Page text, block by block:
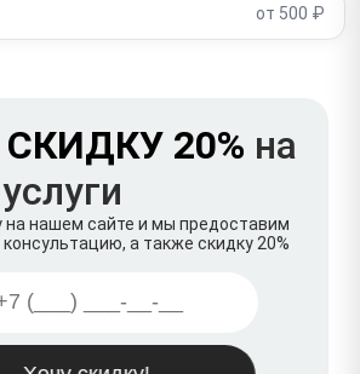
от 500 ₽
СКИДКУ 20% на
на нашем сайте и мы предоставим
а также скидку 20%